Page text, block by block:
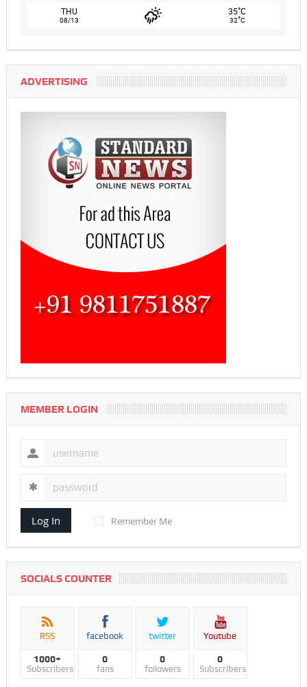
THU
08/13
35°C
32°C
ADVERTISING
MEMBER LOGIN
Log In Remember Me
SOCIALS COUNTER
RSS
1000+
Subscribers
facebook
0
fans
twitter
0
followers
Youtube
0
Subscribers